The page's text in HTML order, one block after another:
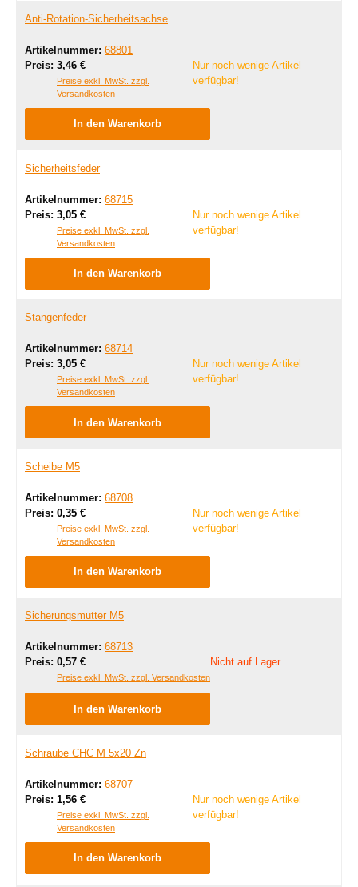
Anti-Rotation-Sicherheitsachse
Artikelnummer: 68801
Preis: Regulärer Preis:
3,46 €
Preise exkl. MwSt. zzgl.
Versandkosten
Nur noch wenige Artikel
verfügbar!
In den Warenkorb
Sicherheitsfeder
Artikelnummer: 68715
Preis: Regulärer Preis:
3,05 €
Preise exkl. MwSt. zzgl.
Versandkosten
Nur noch wenige Artikel
verfügbar!
In den Warenkorb
Stangenfeder
Artikelnummer: 68714
Preis: Regulärer Preis:
3,05 €
Preise exkl. MwSt. zzgl.
Versandkosten
Nur noch wenige Artikel
verfügbar!
In den Warenkorb
Scheibe M5
Artikelnummer: 68708
Preis: Regulärer Preis:
0,35 €
Preise exkl. MwSt. zzgl.
Versandkosten
Nur noch wenige Artikel
verfügbar!
In den Warenkorb
Sicherungsmutter M5
Artikelnummer: 68713
Preis: Regulärer Preis:
0,57 €
Preise exkl. MwSt. zzgl. Versandkosten
Nicht auf Lager
In den Warenkorb
Schraube CHC M 5x20 Zn
Artikelnummer: 68707
Preis: Regulärer Preis:
1,56 €
Preise exkl. MwSt. zzgl.
Versandkosten
Nur noch wenige Artikel
verfügbar!
In den Warenkorb